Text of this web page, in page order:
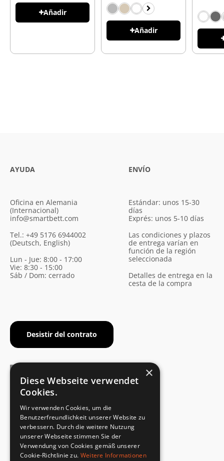
Añadir
Añadir
AYUDA
Oficina en Alemania
(Internacional)
info@smartbett.com
Tel.: +49 5176 6944002
(Deutsch, English)
Lun - Jue: 8:00 - 17:00
Vie: 8:30 - 15:00
Sáb / Dom: cerrado
Desistir del contrato
ENVÍO
Estándar: unos 15-30
días
Exprés: unos 5-10 días
Las condiciones y plazos
de entrega varían en
función de la región
seleccionada
Detalles de entrega en la
cesta de la compra
Cumplimiento de la norma de seguridad
DEVOLUCIONES RÁPIDAS Y SENCILLAS
Servicio de devoluciones
×
Diese Webseite verwendet
Cookies.
Wir verwenden Cookies, um die
Benutzerfreundlichkeit unserer Website zu
verbessern. Durch die weitere Nutzung
unserer Webseite stimmen Sie der
Verwendung von Cookies gemäß unserer
Cookie-Richtlinie zu. Weitere Informationen